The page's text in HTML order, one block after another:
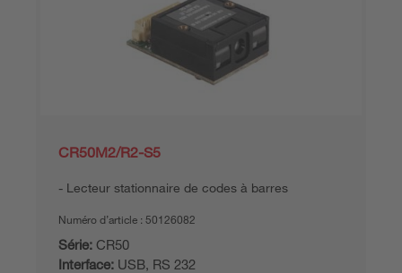
CR50M2/R2-S5
Lecteur stationnaire de codes à barres
Numéro d’article : 50126082
Série: CR50
Interface: USB, RS 232